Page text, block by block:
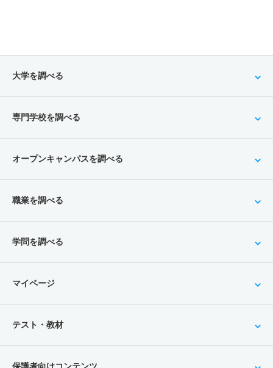
大学を調べる
専門学校を調べる
オープンキャンパスを調べる
職業を調べる
学問を調べる
マイページ
テスト・教材